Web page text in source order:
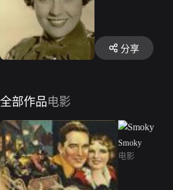
分享
全部作品电影
Smoky
电影